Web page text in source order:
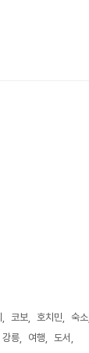
코보 호치민
숙소
강릉 여행
도서